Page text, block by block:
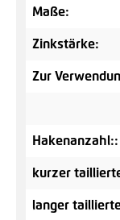
Maße:
Zinkstärke:
Zur
Hakenanzahl::
kurzer
langer